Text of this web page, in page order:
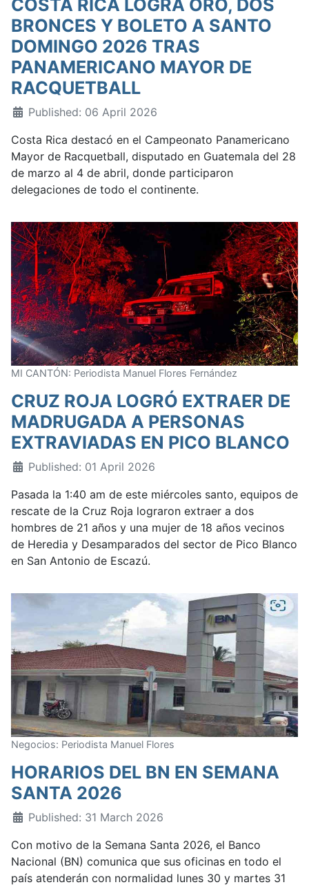
COSTA RICA LOGRA ORO, DOS
BRONCES Y BOLETO A SANTO
DOMINGO 2026 TRAS
PANAMERICANO MAYOR DE
RACQUETBALL
Published: 06 April 2026
Costa Rica destacó en el Campeonato Panamericano
Mayor de Racquetball, disputado en Guatemala del 28
de marzo al 4 de abril, donde participaron
delegaciones de todo el continente.
MI CANTÓN: Periodista Manuel Flores Fernández
CRUZ ROJA LOGRÓ EXTRAER DE
MADRUGADA A PERSONAS
EXTRAVIADAS EN PICO BLANCO
Published: 01 April 2026
Pasada la 1:40 am de este miércoles santo, equipos de
rescate de la Cruz Roja lograron extraer a dos
hombres de 21 años y una mujer de 18 años vecinos
de Heredia y Desamparados del sector de Pico Blanco
en San Antonio de Escazú.
Negocios: Periodista Manuel Flores
HORARIOS DEL BN EN SEMANA
SANTA 2026
Published: 31 March 2026
Con motivo de la Semana Santa 2026, el Banco
Nacional (BN) comunica que sus oficinas en todo el
país atenderán con normalidad lunes 30 y martes 31